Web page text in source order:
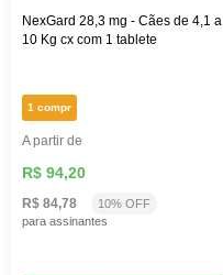
NexGard 28,3 mg - Cães de 4,1 a
10 Kg cx com 1 tablete
1 compr
A partir de
R$ 94,20
R$ 84,78
10% OFF
para assinantes